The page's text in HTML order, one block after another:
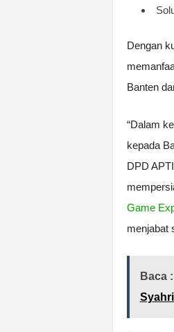
Dengan
Banten
“Dalam
kepada
DPD
Game
menjabat
Baca :